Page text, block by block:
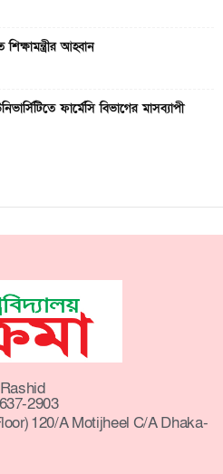
শিক্ষামন্ত্রীর আহ্বান
ফার্মেসি বিভাগের মাসব্যাপী
2903
120/A Motijheel C/A Dhaka-